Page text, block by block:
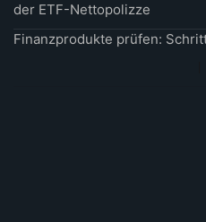
der ETF-Nettopolizze
Finanzprodukte prüfen: